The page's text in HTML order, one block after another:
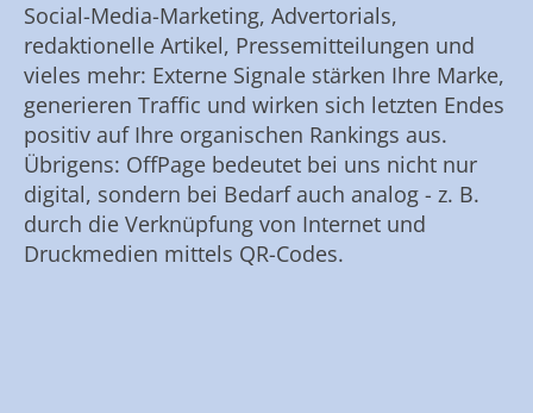
Social-Media-Marketing, Advertorials,
redaktionelle Artikel, Pressemitteilungen und
vieles mehr: Externe Signale stärken Ihre Marke,
generieren Traffic und wirken sich letzten Endes
positiv auf Ihre organischen Rankings aus.
Übrigens: OffPage bedeutet bei uns nicht nur
digital, sondern bei Bedarf auch analog - z. B.
durch die Verknüpfung von Internet und
Druckmedien mittels QR-Codes.